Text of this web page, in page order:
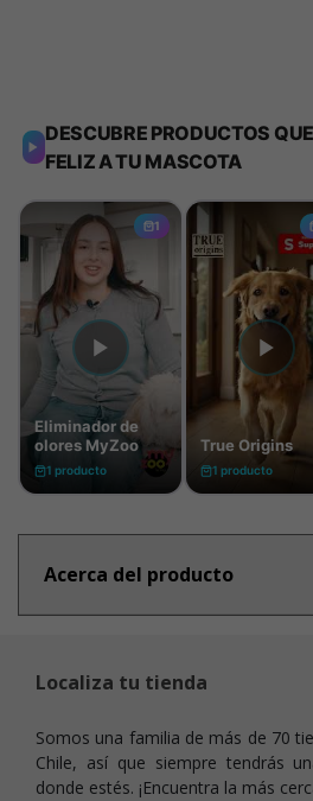
Acerca del producto
Localiza tu tienda
Somos una familia de más de 70
Chile, así que siempre tendrás
donde estés. ¡Encuentra la más